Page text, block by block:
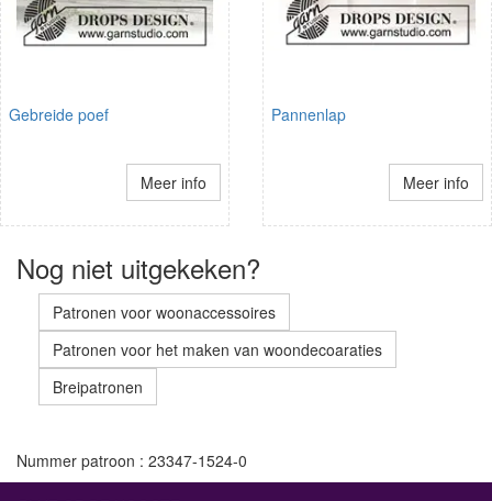
Gebreide poef
Meer info
Pannenlap
Meer info
Nog niet uitgekeken?
Patronen voor woonaccessoires
Patronen voor het maken van woondecoaraties
Breipatronen
Nummer patroon : 23347-1524-0